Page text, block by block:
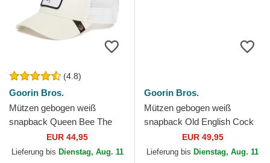
(4.8)
Goorin Bros.
Mützen gebogen weiß
snapback Queen Bee The
Farm Goorin Bros.
EUR 44,95
Lieferung bis Dienstag, Aug. 11
Goorin Bros.
Mützen gebogen weiß
snapback Old English Cock
The Farm Goorin Bros.
EUR 49,95
Lieferung bis Dienstag, Aug. 11